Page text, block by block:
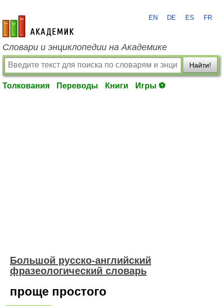
academic.ru
EN DE ES FR
Словари и энциклопедии на Академике
Найти!
Толкования Переводы Книги Игры ⚽
Большой русско-английский
фразеологический словарь
проще простого